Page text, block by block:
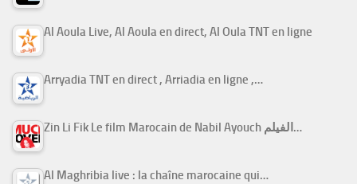
Al Aoula Live, Al Aoula en direct, Al Oula TNT en ligne
Arryadia TNT en direct , Arriadia en ligne ,…
Zin Li Fik Le film Marocain de Nabil Ayouch الفيلم…
Al Maghribia live : la chaîne marocaine qui…